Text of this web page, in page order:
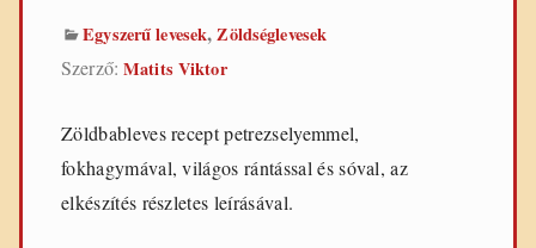
Egyszerű levesek, Zöldséglevesek
Szerző:Matits Viktor
Zöldbableves recept petrezselyemmel,
fokhagymával, világos rántással és sóval, az
elkészítés részletes leírásával.